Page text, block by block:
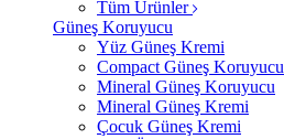
Tüm Ürünler
Güneş Koruyucu
Yüz Güneş Kremi
Compact Güneş Koruyucu
Mineral Güneş Koruyucu
Mineral Güneş Kremi
Çocuk Güneş Kremi